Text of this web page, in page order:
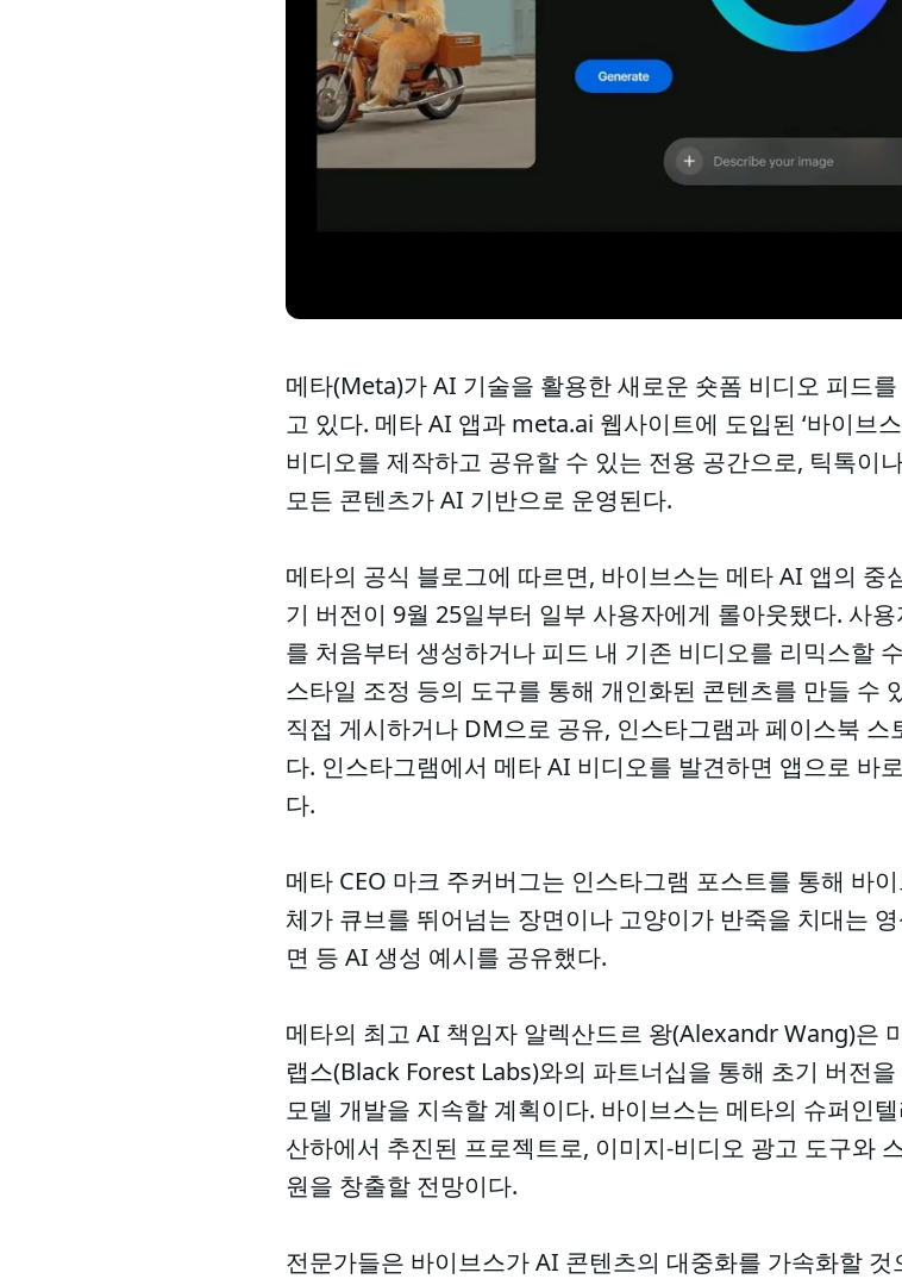
메타(Meta)가 AI 기술을 활용한 새로운 숏폼 비디오 피드
고 있다. 메타 AI 앱과 meta.ai 웹사이트에 도입된 ‘바이브
비디오를 제작하고 공유할 수 있는 전용 공간으로, 틱톡이
모든 콘텐츠가 AI 기반으로 운영된다.
메타의 공식 블로그에 따르면, 바이브스는 메타 AI 앱의 중
기 버전이 9월 25일부터 일부 사용자에게 롤아웃됐다. 사
를 처음부터 생성하거나 피드 내 기존 비디오를 리믹스할
스타일 조정 등의 도구를 통해 개인화된 콘텐츠를 만들 수
직접 게시하거나 DM으로 공유, 인스타그램과 페이스북
다. 인스타그램에서 메타 AI 비디오를 발견하면 앱으로 바
다.
메타 CEO 마크 주커버그는 인스타그램 포스트를 통해 바
체가 큐브를 뛰어넘는 장면이나 고양이가 반죽을 치대는
면 등 AI 생성 예시를 공유했다.
메타의 최고 AI 책임자 알렉산드르 왕(Alexandr Wang)은
랩스(Black Forest Labs)와의 파트너십을 통해 초기 버전
모델 개발을 지속할 계획이다. 바이브스는 메타의 슈퍼인
산하에서 추진된 프로젝트로, 이미지-비디오 광고 도구와
원을 창출할 전망이다.
전문가들은 바이브스가 AI 콘텐츠의 대중화를 가속화할